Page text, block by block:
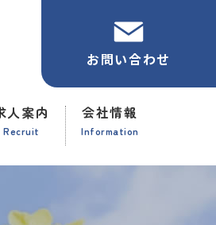
人案内
Recruit
会社情報
Information
お問い合わせ